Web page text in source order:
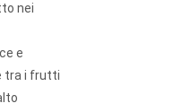
nei
e
tra i frutti